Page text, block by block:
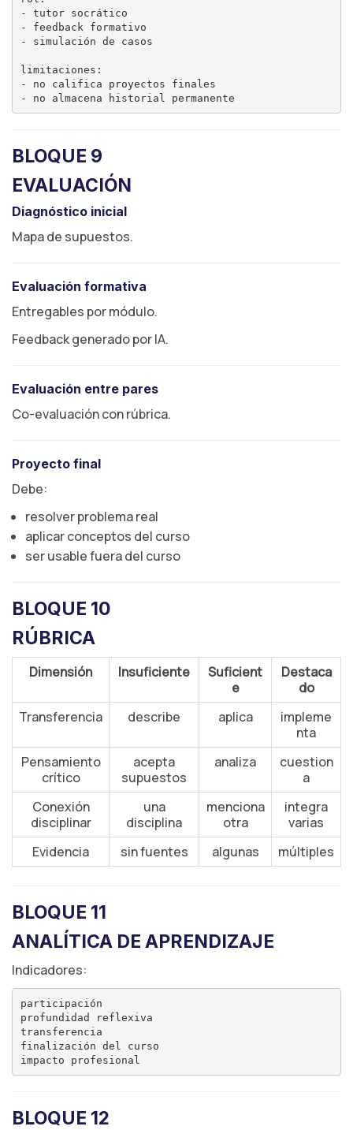
- tutor socrático
- feedback formativo
- simulación de casos
limitaciones:
- no califica proyectos finales
BLOQUE 9
EVALUACIÓN
Diagnóstico inicial
Mapa de supuestos.
Evaluación formativa
Entregables por módulo.
Feedback generado por IA.
Evaluación entre pares
Co-evaluación con rúbrica.
Proyecto final
Debe:
resolver problema real
aplicar conceptos del curso
ser usable fuera del curso
BLOQUE 10
RÚBRICA
Dimensión Insuficiente
Suficient
e
Destaca
do
Transferencia
describe aplica
impleme
nta
Pensamiento
crítico
acepta
supuestos
analiza
cuestion
a
Conexión
disciplinar
una
disciplina
menciona
otra
integra
varias
Evidencia
sin fuentes algunas múltiples
BLOQUE 11
ANALÍTICA DE APRENDIZAJE
Indicadores:
participación
profundidad reflexiva
transferencia
finalización del curso
BLOQUE 12